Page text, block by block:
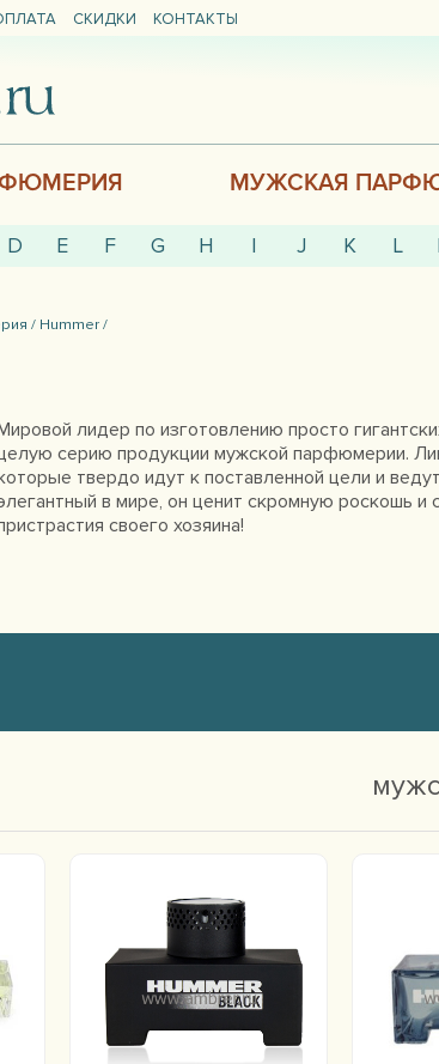
СКИДКИ КОНТАКТЫ
МУЖСКАЯ
D E F G H I J K L
/ Hummer /
лидер по изготовлению просто
серию продукции мужской парфюмерии.
твердо идут к поставленной цели и
в мире, он ценит скромную роскошь и
своего хозяина!